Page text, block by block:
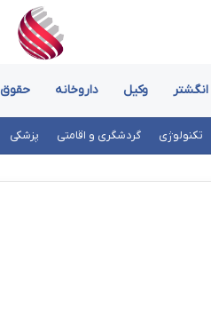
انگشتر وکیل داروخانه حقوق
تکنولوژی گردشگری و اقامتی پزشکی